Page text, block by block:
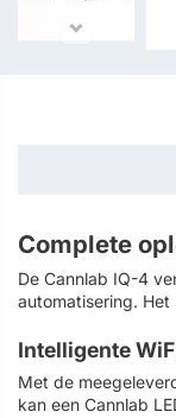
Complete
De Cannlab IQ-4
automatisering.
Intelligente
Met de
kan een Cannlab